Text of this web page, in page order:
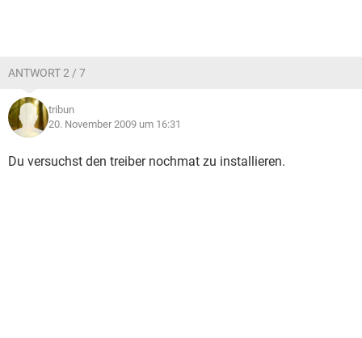
ANTWORT 2 / 7
tribun
20. November 2009 um 16:31
Du versuchst den treiber nochmat zu installieren.